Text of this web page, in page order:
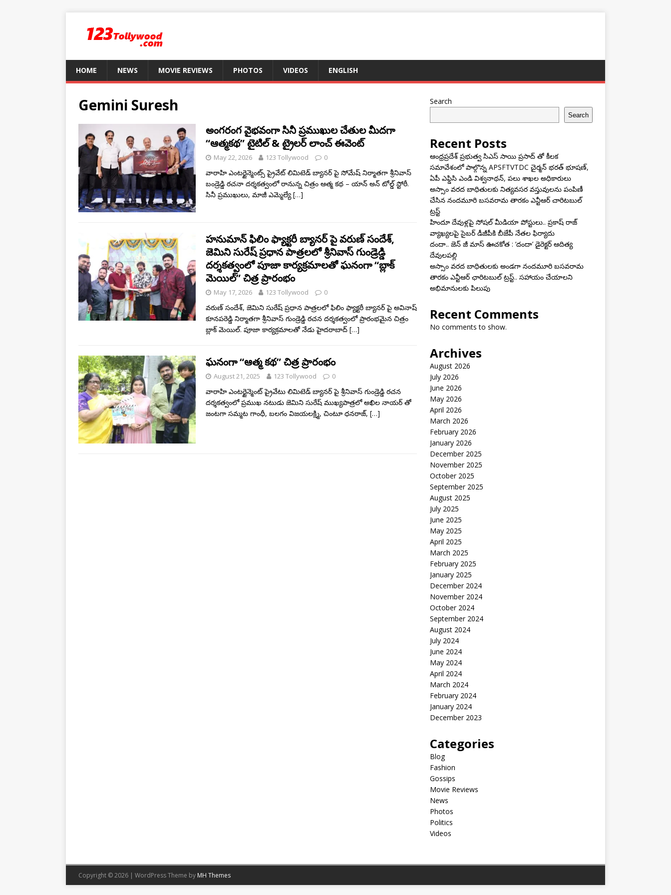
HOME NEWS MOVIE REVIEWS PHOTOS VIDEOS ENGLISH
Gemini Suresh
అంగరంగ వైభవంగా సినీ ప్రముఖుల చేతుల మీదగా
“ఆత్మకథ” టైటిల్ & ట్రైలర్ లాంచ్ ఈవెంట్
May 22, 2026 123 Tollywood 0
వారాహి ఎంటర్టైన్మెంట్స్ ప్రైవేట్ లిమిటెడ్ బ్యానర్ పై సోమేష్ నిర్మాతగా శ్రీనివాస్
బండ్రెడ్డి రచనా దర్శకత్వంలో రానున్న చిత్రం ఆత్మ కథ – యాన్ అన్ టోల్డ్ స్టోరీ.
సినీ ప్రముఖులు, మాజీ ఎమ్మెల్యే […]
హనుమాన్ ఫిలిం ఫ్యాక్టరీ బ్యానర్ పై వరుణ్ సందేశ్,
జెమిని సురేష్ ప్రధాన పాత్రలలో శ్రీనివాస్ గుండ్రెడ్డి
దర్శకత్వంలో పూజా కార్యక్రమాలతో ఘనంగా “బ్లాక్
మెయిల్” చిత్ర ప్రారంభం
May 17, 2026 123 Tollywood 0
వరుణ్ సందేశ్, జెమిని సురేష్ ప్రధాన పాత్రలలో ఫిలిం ఫ్యాక్టరీ బ్యానర్ పై అవినాష్
కూనపరెడ్డి నిర్మాతగా శ్రీనివాస్ గుండ్రెడ్డి రచన దర్శకత్వంలో ప్రారంభమైన చిత్రం
బ్లాక్ మెయిల్. పూజా కార్యక్రమాలతో నేడు హైదరాబాద్ […]
ఘనంగా “ఆత్మ కథ” చిత్ర ప్రారంభం
August 21, 2025 123 Tollywood 0
వారాహి ఎంటర్టైన్మెంట్ ప్రైవేటు లిమిటెడ్ బ్యానర్ పై శ్రీనివాస్ గుండ్రెడ్డి రచన
దర్శకత్వంలో ప్రముఖ నటుడు జెమిని సురేష్ ముఖ్యపాత్రలో అఖిల నాయర్ తో
జంటగా సమ్మట గాంధీ, బలగం విజయలక్ష్మి, చింటూ ధనరాజ్, […]
Search
Search
Recent Posts
ఆంధ్రప్రదేశ్ ప్రభుత్వ సిఎస్ సాయి ప్రసాద్ తో కీలక
సమావేశంలో పాల్గొన్న APSFTVTDC చైర్మన్ భరత్ భూషణ్,
ఏపీ ఎఫ్డిసి ఎండి విశ్వనాథన్, పలు శాఖల అధికారులు
అస్సాం వరద బాధితులకు నిత్యవసర వస్తువులను పంపిణీ
చేసిన నందమూరి బసవరామ తారకం ఎన్టీఆర్ చారిటబుల్
ట్రస్ట్
హిందూ దేవుళ్లపై సోషల్ మీడియా పోస్టులు.. ప్రకాష్ రాజ్
వ్యాఖ్యలపై సైబర్ డీజీపీకి బీజేపీ నేతల ఫిర్యాదు
దందా.. జెన్ జీ మాస్ ఊచకోత : ‘దందా’ డైరెక్ట‌ర్ ఆదిత్య
దేవులపల్లి
అస్సాం వరద బాధితులకు అండగా నందమూరి బసవరామ
తారకం ఎన్టీఆర్ ఛారిటబుల్ ట్రస్ట్.. సహాయం చేయాలని
అభిమానులకు పిలుపు
Recent Comments
No comments to show.
Archives
August 2026
July 2026
June 2026
May 2026
April 2026
March 2026
February 2026
January 2026
December 2025
November 2025
October 2025
September 2025
August 2025
July 2025
June 2025
May 2025
April 2025
March 2025
February 2025
January 2025
December 2024
November 2024
October 2024
September 2024
August 2024
July 2024
June 2024
May 2024
April 2024
March 2024
February 2024
January 2024
December 2023
Categories
Blog
Fashion
Gossips
Movie Reviews
News
Photos
Politics
Videos
Copyright © 2026 | WordPress Theme by MH Themes